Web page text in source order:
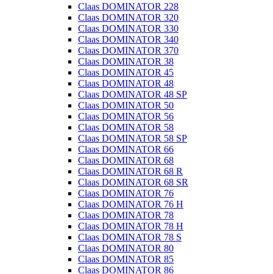
Claas DOMINATOR 228
Claas DOMINATOR 320
Claas DOMINATOR 330
Claas DOMINATOR 340
Claas DOMINATOR 370
Claas DOMINATOR 38
Claas DOMINATOR 45
Claas DOMINATOR 48
Claas DOMINATOR 48 SP
Claas DOMINATOR 50
Claas DOMINATOR 56
Claas DOMINATOR 58
Claas DOMINATOR 58 SP
Claas DOMINATOR 66
Claas DOMINATOR 68
Claas DOMINATOR 68 R
Claas DOMINATOR 68 SR
Claas DOMINATOR 76
Claas DOMINATOR 76 H
Claas DOMINATOR 78
Claas DOMINATOR 78 H
Claas DOMINATOR 78 S
Claas DOMINATOR 80
Claas DOMINATOR 85
Claas DOMINATOR 86